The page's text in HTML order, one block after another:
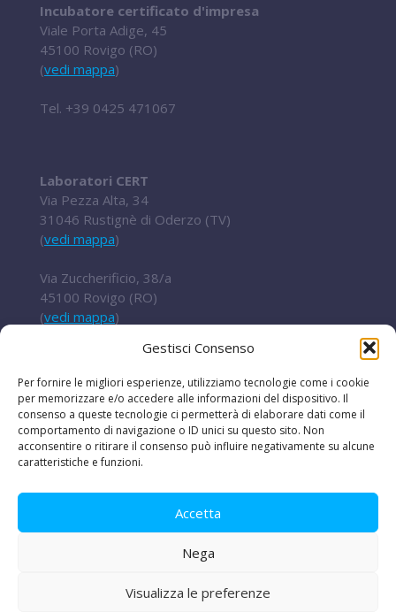
Gestisci Consenso
Per fornire le migliori esperienze, utilizziamo tecnologie come i cookie
per memorizzare e/o accedere alle informazioni del dispositivo. Il
consenso a queste tecnologie ci permetterà di elaborare dati come il
comportamento di navigazione o ID unici su questo sito. Non
acconsentire o ritirare il consenso può influire negativamente su alcune
caratteristiche e funzioni.
Accetta
Nega
Visualizza le preferenze
Incubatore certificato d'impresa
Viale Porta Adige, 45
45100 Rovigo (RO)
(vedi mappa)
Tel. +39 0425 471067
Laboratori CERT
Via Pezza Alta, 34
31046 Rustignè di Oderzo (TV)
(vedi mappa)
Via Zuccherificio, 38/a
45100 Rovigo (RO)
(vedi mappa)
+ 39 0422 852016
cert@t2i.it
Codice Fiscale / Partita IVA 04636360267
Organismo di ricerca Reg.UE 651/2014
Avvisi e bandi
con noi|PEC|La nostra newsletter